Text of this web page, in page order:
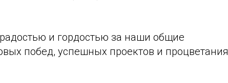
и гордостью за наши общие
побед, успешных проектов и процветания